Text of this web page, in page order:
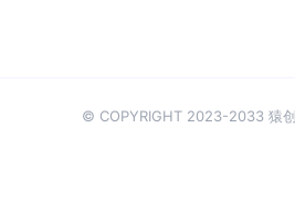
© COPYRIGHT 2023-2033 猿